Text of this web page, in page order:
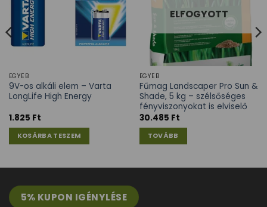
EGYÉB
9V-os alkáli elem – Varta
LongLife High Energy
1.825 Ft
KOSÁRBA TESZEM
ELFOGYOTT
EGYÉB
Fűmag Landscaper Pro Sun &
Shade, 5 kg – szélsőséges
fényviszonyokat is elviselő
30.485 Ft
TOVÁBB
5% KUPON IGÉNYLÉSE